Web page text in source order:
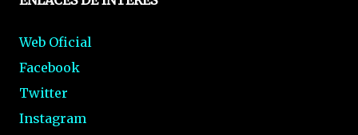
Web Oficial
Facebook
Twitter
Instagram